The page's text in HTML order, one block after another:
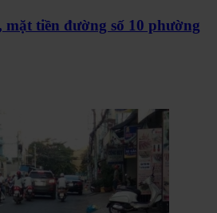
tiền đường số 10 phường